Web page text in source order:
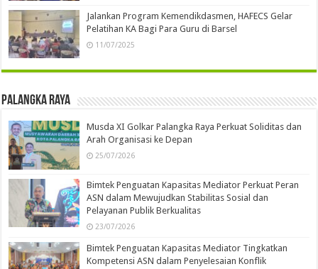
Jalankan Program Kemendikdasmen, HAFECS Gelar
Pelatihan KA Bagi Para Guru di Barsel
11/07/2025
Palangka Raya
Musda XI Golkar Palangka Raya Perkuat Soliditas dan
Arah Organisasi ke Depan
25/07/2026
Bimtek Penguatan Kapasitas Mediator Perkuat Peran
ASN dalam Mewujudkan Stabilitas Sosial dan
Pelayanan Publik Berkualitas
23/07/2026
Bimtek Penguatan Kapasitas Mediator Tingkatkan
Kompetensi ASN dalam Penyelesaian Konflik